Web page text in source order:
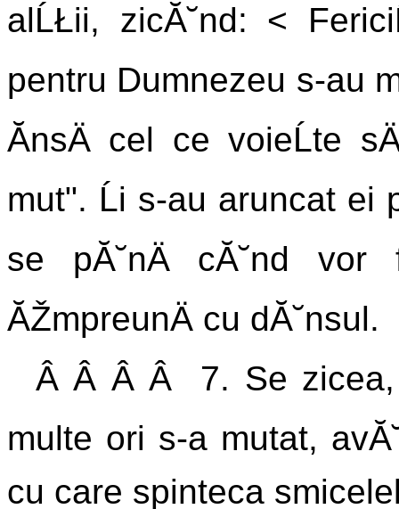
alĹŁii, zicĂ˘nd: <
pentru Dumnezeu s-au
ĂnsÄ cel ce voieĹte
mut". Ĺi s-au aruncat ei
se pĂ˘nÄ cĂ˘nd vor fi
ĂŽmpreunÄ cu dĂ˘nsul.
Â Â Â Â 7. Se zicea,
multe ori s-a mutat,
cu care spinteca